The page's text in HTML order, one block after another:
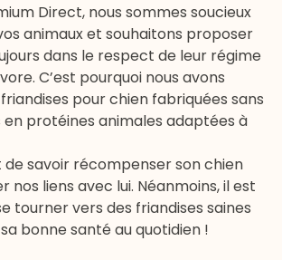
Direct, nous sommes soucieux
animaux et souhaitons proposer
dans le respect de leur régime
C’est pourquoi nous avons
friandises pour chien fabriquées sans
protéines animales adaptées à
savoir récompenser son chien
nos liens avec lui. Néanmoins, il est
tourner vers des friandises saines
bonne santé au quotidien !